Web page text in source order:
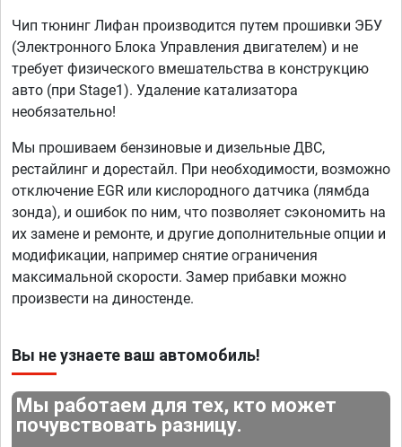
Чип тюнинг Лифан производится путем прошивки ЭБУ
(Электронного Блока Управления двигателем) и не
требует физического вмешательства в конструкцию
авто (при Stage1). Удаление катализатора
необязательно!
Мы прошиваем бензиновые и дизельные ДВС,
рестайлинг и дорестайл. При необходимости, возможно
отключение EGR или кислородного датчика (лямбда
зонда), и ошибок по ним, что позволяет сэкономить на
их замене и ремонте, и другие дополнительные опции и
модификации, например снятие ограничения
максимальной скорости. Замер прибавки можно
произвести на диностенде.
Вы не узнаете ваш автомобиль!
Мы работаем для тех, кто может
почувствовать разницу.